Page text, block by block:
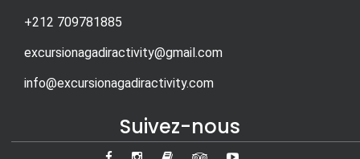
+212 709781885
excursionagadiractivity@gmail.com
info@excursionagadiractivity.com
Suivez-nous